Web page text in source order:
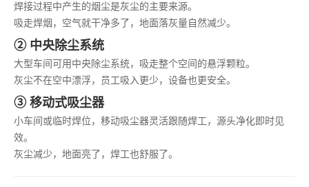
焊接过程中产生的烟尘是灰尘的主要来源。
吸走焊烟，空气就干净多了，地面落灰量自然减少。
② 中央除尘系统
大型车间可用中央除尘系统，吸走整个空间的悬浮颗粒。
灰尘不在空中漂浮，员工吸入更少，设备也更安全。
③ 移动式吸尘器
小车间或临时焊位，移动吸尘器灵活跟随焊工，源头净化即时见
效。
灰尘减少，地面亮了，焊工也舒服了。